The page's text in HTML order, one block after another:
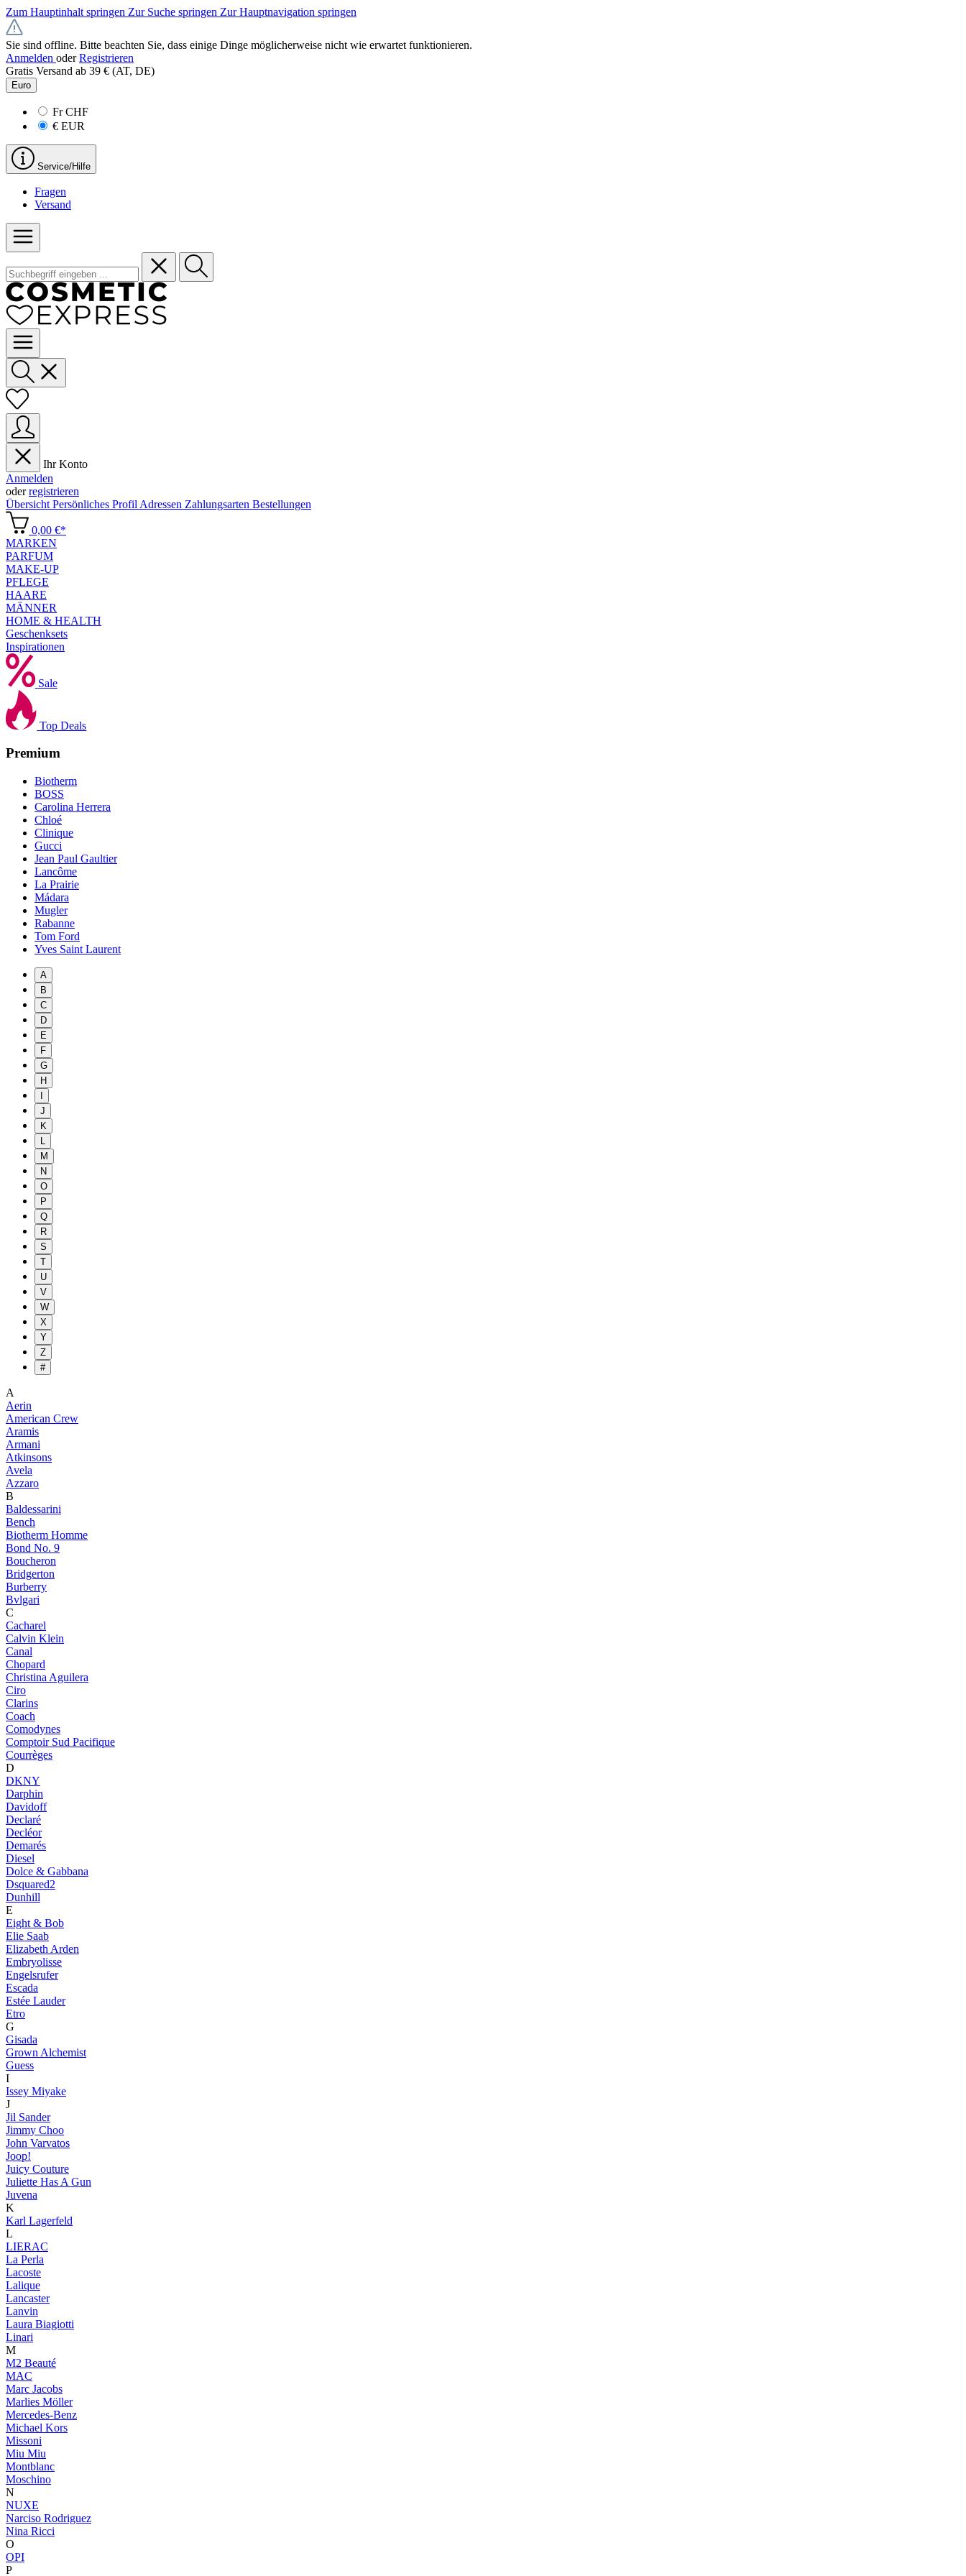
Zum Hauptinhalt springen Zur Suche springen Zur Hauptnavigation springen
Sie sind offline. Bitte beachten Sie, dass einige Dinge möglicherweise nicht wie erwartet funktionieren.
Anmelden oder Registrieren
Gratis Versand ab 39 € (AT, DE)
Euro
FrCHF
€ EUR
Service/Hilfe
Fragen
Versand
Ihr Konto
Anmelden
oderregistrieren
Übersicht Persönliches Profil Adressen Zahlungsarten Bestellungen
0,00 €*
MARKEN
PARFUM
MAKE-UP
PFLEGE
HAARE
MÄNNER
HOME & HEALTH
Geschenksets
Inspirationen
Sale
Top Deals
Premium
Biotherm
BOSS
Carolina Herrera
Chloé
Clinique
Gucci
Jean Paul Gaultier
Lancôme
La Prairie
Mádara
Mugler
Rabanne
Tom Ford
Yves Saint Laurent
A
B
C
D
E
F
G
H
J
K
L
M
N
O
P
Q
R
S
T
U
V
W
X
Y
Z
#
A
Aerin
American Crew
Aramis
Armani
Atkinsons
Avela
Azzaro
B
Baldessarini
Bench
Biotherm Homme
Bond No. 9
Boucheron
Bridgerton
Burberry
Bvlgari
C
Cacharel
Calvin Klein
Canal
Chopard
Christina Aguilera
Ciro
Clarins
Coach
Comodynes
Comptoir Sud Pacifique
Courrèges
D
DKNY
Darphin
Davidoff
Declaré
Decléor
Demarés
Diesel
Dolce & Gabbana
Dsquared2
Dunhill
E
Eight & Bob
Elie Saab
Elizabeth Arden
Embryolisse
Engelsrufer
Escada
Estée Lauder
Etro
G
Gisada
Grown Alchemist
Guess
I
Issey Miyake
J
Jil Sander
Jimmy Choo
John Varvatos
Joop!
Juicy Couture
Juliette Has A Gun
Juvena
K
Karl Lagerfeld
L
LIERAC
La Perla
Lacoste
Lalique
Lancaster
Lanvin
Laura Biagiotti
Linari
M
M2 Beauté
MAC
Marc Jacobs
Marlies Möller
Mercedes-Benz
Michael Kors
Missoni
Miu Miu
Montblanc
Moschino
N
NUXE
Narciso Rodriguez
Nina Ricci
O
OPI
P